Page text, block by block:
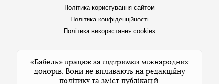
Політика користування сайтом
Політика конфіденційності
Політика використання cookies
«Бабель» працює за підтримки міжнародних
донорів. Вони не впливають на редакційну
політику та зміст публікацій.